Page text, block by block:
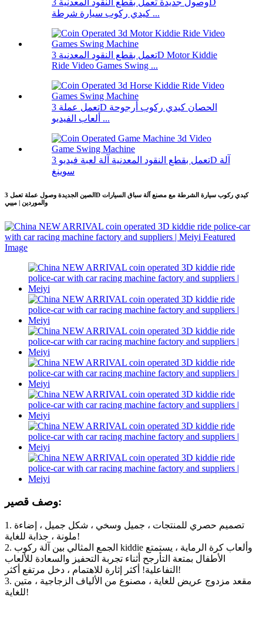
وصول جديدة تعمل بقطع النقود المعدنية 3D
كيدي ركوب سيارة شرطة ...
تعمل بقطع النقود المعدنية 3D Motor Kiddie
Ride Video Games Swing ...
تعمل عملة 3D الحصان كيدي ركوب أرجوحة
ألعاب الفيديو ...
تعمل بقطع النقود المعدنية آلة لعبة فيديو 3D آلة
سوينغ
الصين الجديدة وصول عملة تعمل 3D كيدي ركوب سيارة الشرطة مع مصنع آلة سباق السيارات
والموردين | مييي
وصف قصير:
1. تصميم حصري للمنتجات ، جميل وسخي ، شكل جميل ، إضاءة
ملونة ، جذابة للغاية!
2. الجمع المثالي بين آلة ركوب kiddie وألعاب كرة الرماية ، يستمتع
الأطفال بمتعة التأرجح أثناء تجربة التحفيز والسعادة للألعاب
التفاعلية! أكثر إثارة للاهتمام ، دخل مرتفع أكثر!
3. مقعد مزدوج عريض للغاية ، مصنوع من الألياف الزجاجية ، متين
للغاية!